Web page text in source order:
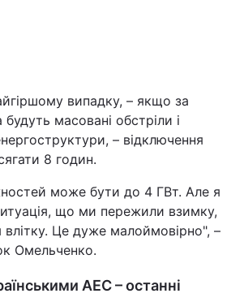
випадку, – якщо за
будуть масовані обстріли і
– відключення
8 годин.
може бути до 4 ГВт. Але я
що ми пережили взимку,
влітку. Це дуже малоймовірно", –
Омельченко.
АЕС – останні